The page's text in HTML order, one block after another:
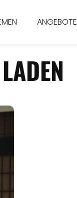
ANGEBOTE